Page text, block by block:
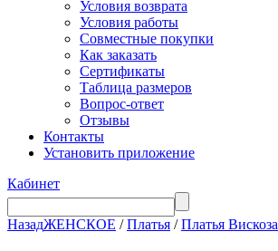
Условия возврата
Условия работы
Совместные покупки
Как заказать
Сертификаты
Таблица размеров
Вопрос-ответ
Отзывы
Контакты
Установить приложение
Кабинет
НазадЖЕНСКОЕ /Платья /Платья Вискоза